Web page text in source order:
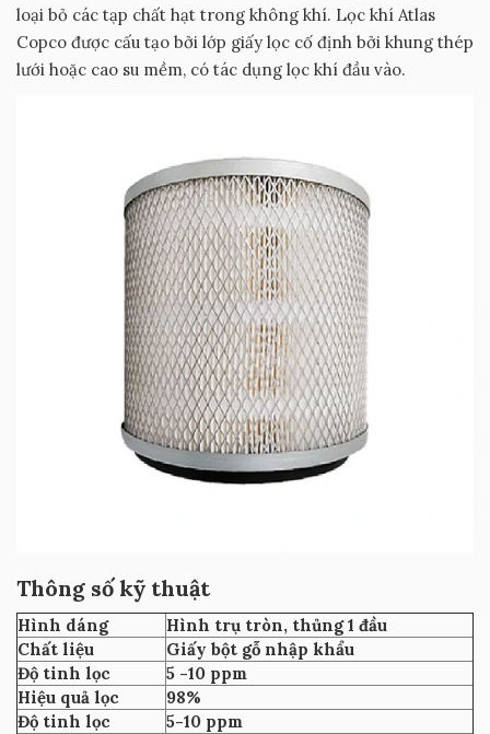
loại bỏ các tạp chất hạt trong không khí. Lọc khí Atlas
Copco được cấu tạo bởi lớp giấy lọc cố định bởi khung thép
lưới hoặc cao su mềm, có tác dụng lọc khí đầu vào.
Thông số kỹ thuật
Hình dáng
Hình trụ tròn, thủng 1 đầu
Chất liệu
Giấy bột gỗ nhập khẩu
Độ tinh lọc
5 -10 ppm
Hiệu quả lọc
98%
Độ tinh lọc
5-10 ppm